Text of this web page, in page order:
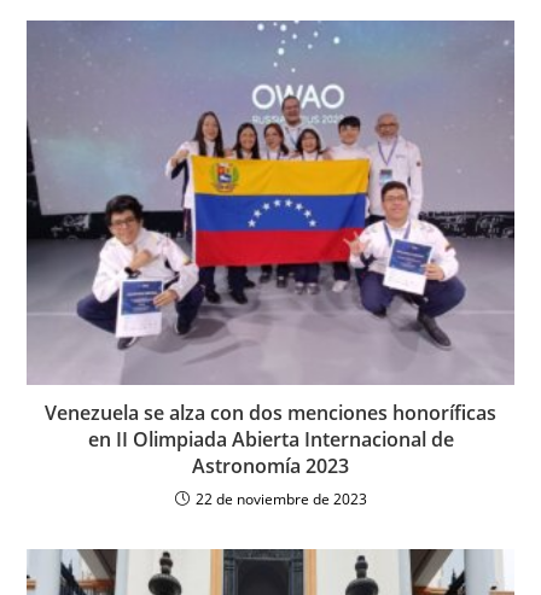
Venezuela se alza con dos menciones honoríficas
en II Olimpiada Abierta Internacional de
Astronomía 2023
22 de noviembre de 2023